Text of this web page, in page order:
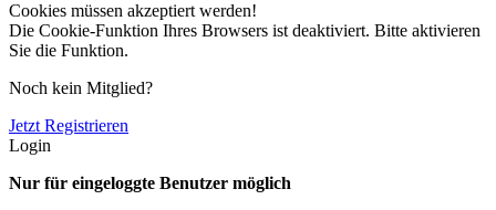
Cookies müssen akzeptiert werden!
Die Cookie-Funktion Ihres Browsers ist deaktiviert. Bitte aktivieren
Sie die Funktion.
Noch kein Mitglied?
Jetzt Registrieren
Login
Nur für eingeloggte Benutzer möglich